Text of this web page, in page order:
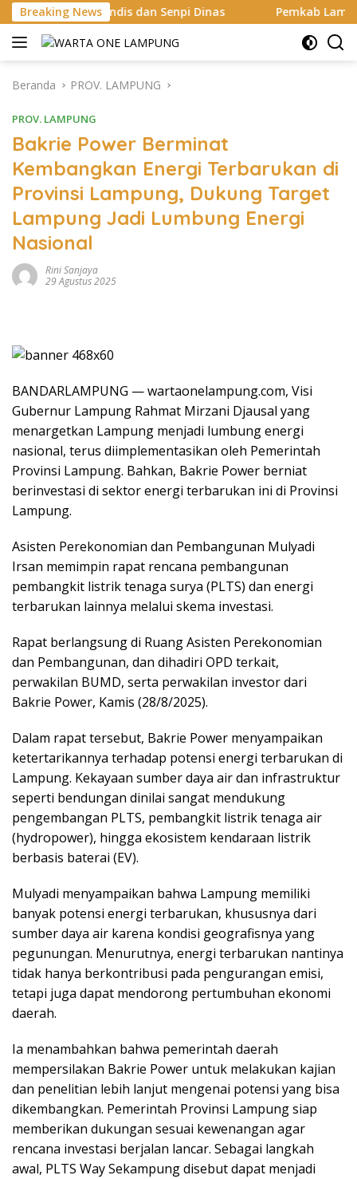
Langsung
ke
konten
Breaking News
dan Senpi Dinas Pemkab Lampung Selatan Mulai
Beranda PROV. LAMPUNG
PROV. LAMPUNG
Bakrie Power Berminat
Kembangkan Energi Terbarukan di
Provinsi Lampung, Dukung Target
Lampung Jadi Lumbung Energi
Nasional
Rini Sanjaya
29 Agustus 2025
BANDARLAMPUNG — wartaonelampung.com, Visi
Gubernur Lampung Rahmat Mirzani Djausal yang
menargetkan Lampung menjadi lumbung energi
nasional, terus diimplementasikan oleh Pemerintah
Provinsi Lampung. Bahkan, Bakrie Power berniat
berinvestasi di sektor energi terbarukan ini di Provinsi
Lampung.
Asisten Perekonomian dan Pembangunan Mulyadi
Irsan memimpin rapat rencana pembangunan
pembangkit listrik tenaga surya (PLTS) dan energi
terbarukan lainnya melalui skema investasi.
Rapat berlangsung di Ruang Asisten Perekonomian
dan Pembangunan, dan dihadiri OPD terkait,
perwakilan BUMD, serta perwakilan investor dari
Bakrie Power, Kamis (28/8/2025).
Dalam rapat tersebut, Bakrie Power menyampaikan
ketertarikannya terhadap potensi energi terbarukan di
Lampung. Kekayaan sumber daya air dan infrastruktur
seperti bendungan dinilai sangat mendukung
pengembangan PLTS, pembangkit listrik tenaga air
(hydropower), hingga ekosistem kendaraan listrik
berbasis baterai (EV).
Mulyadi menyampaikan bahwa Lampung memiliki
banyak potensi energi terbarukan, khususnya dari
sumber daya air karena kondisi geografisnya yang
pegunungan. Menurutnya, energi terbarukan nantinya
tidak hanya berkontribusi pada pengurangan emisi,
tetapi juga dapat mendorong pertumbuhan ekonomi
daerah.
Ia menambahkan bahwa pemerintah daerah
mempersilakan Bakrie Power untuk melakukan kajian
dan penelitian lebih lanjut mengenai potensi yang bisa
dikembangkan. Pemerintah Provinsi Lampung siap
memberikan dukungan sesuai kewenangan agar
rencana investasi berjalan lancar. Sebagai langkah
awal, PLTS Way Sekampung disebut dapat menjadi